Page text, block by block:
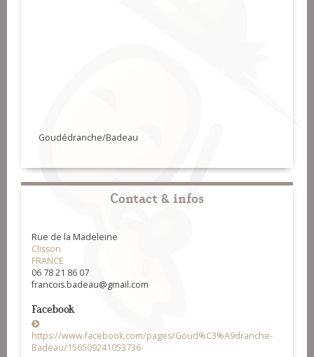
Goudédranche/Badeau
Contact & infos
Rue de la Madeleine
Clisson
FRANCE
06 78 21 86 07
francois.badeau@gmail.com
Facebook
https://www.facebook.com/pages/Goud%C3%A9dranche-
Badeau/156509241053736